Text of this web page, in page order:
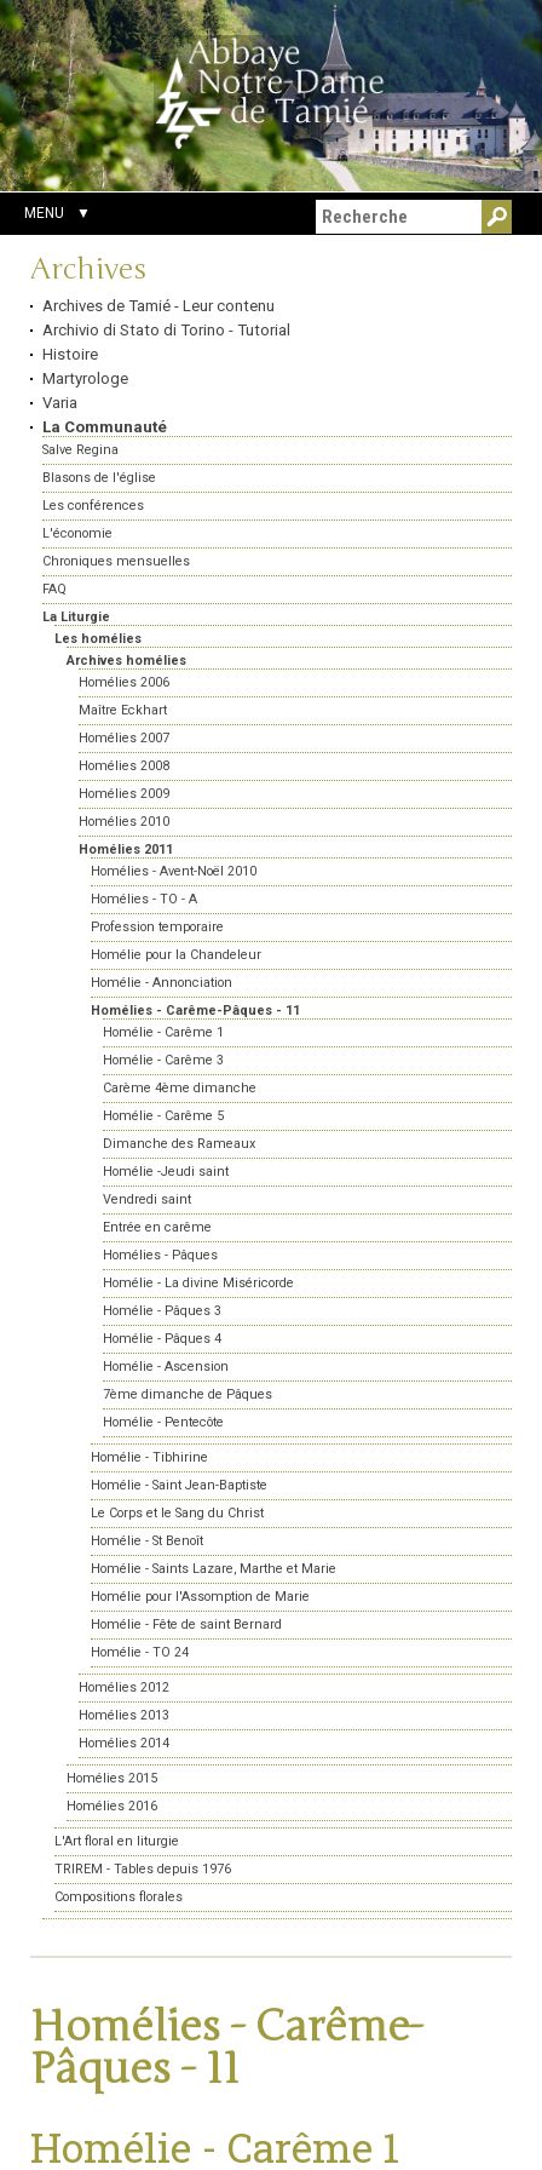
Aller
au
contenu.
|
Aller
à
la
navigation
Outils
personnels
Chercher par
Recherche
avancée…
MENU
Navigation
Archives
Archives de Tamié - Leur contenu
Archivio di Stato di Torino - Tutorial
Histoire
Martyrologe
Varia
La Communauté
Salve Regina
Blasons de l'église
Les conférences
L'économie
Chroniques mensuelles
FAQ
La Liturgie
Les homélies
Archives homélies
Homélies 2006
Maître Eckhart
Homélies 2007
Homélies 2008
Homélies 2009
Homélies 2010
Homélies 2011
Homélies - Avent-Noël 2010
Homélies - TO - A
Profession temporaire
Homélie pour la Chandeleur
Homélie - Annonciation
Homélies - Carême-Pâques - 11
Homélie - Carême 1
Homélie - Carême 3
Carème 4ème dimanche
Homélie - Carême 5
Dimanche des Rameaux
Homélie -Jeudi saint
Vendredi saint
Entrée en carême
Homélies - Pâques
Homélie - La divine Miséricorde
Homélie - Pâques 3
Homélie - Pâques 4
Homélie - Ascension
7ème dimanche de Pâques
Homélie - Pentecôte
Homélie - Tibhirine
Homélie - Saint Jean-Baptiste
Le Corps et le Sang du Christ
Homélie - St Benoît
Homélie - Saints Lazare, Marthe et Marie
Homélie pour l'Assomption de Marie
Homélie - Fête de saint Bernard
Homélie - TO 24
Homélies 2012
Homélies 2013
Homélies 2014
Homélies 2015
Homélies 2016
L'Art floral en liturgie
TRIREM - Tables depuis 1976
Compositions florales
Homélies - Carême-
Pâques - 11
Homélie - Carême 1